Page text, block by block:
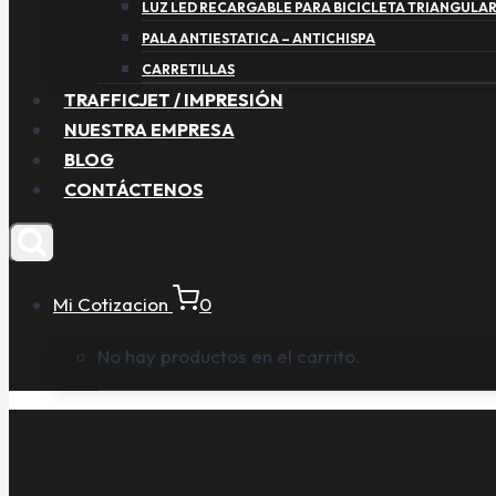
LUZ LED RECARGABLE PARA BICICLETA TRIANGULAR
PALA ANTIESTATICA – ANTICHISPA
CARRETILLAS
TRAFFICJET / IMPRESIÓN
NUESTRA EMPRESA
BLOG
CONTÁCTENOS
Mi Cotizacion 0
No hay productos en el carrito.